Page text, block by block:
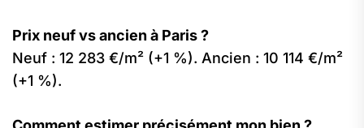
Prix neuf vs ancien à Paris ?
Neuf : 12 283 €/m² (+1 %). Ancien : 10 114 €/m²
(+1 %).